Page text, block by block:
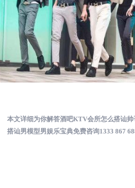
本文详细为你解答酒吧KTV会所怎么搭讪
搭讪男模型男娱乐宝典免费咨询1333 867